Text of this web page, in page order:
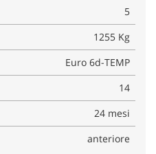
5
1255 Kg
Euro 6d-TEMP
14
24 mesi
anteriore